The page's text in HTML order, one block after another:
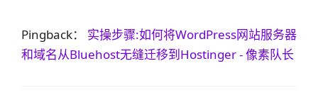
Pingback： 实操步骤:如何将WordPress网站服务器
和域名从Bluehost无缝迁移到Hostinger - 像素队长